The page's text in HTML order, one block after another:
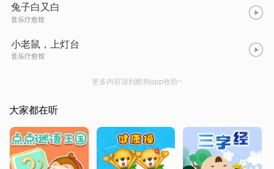
兔子白又白
音乐疗愈馆
小老鼠，上灯台
音乐疗愈馆
更多内容请到酷狗app收听~
大家都在听